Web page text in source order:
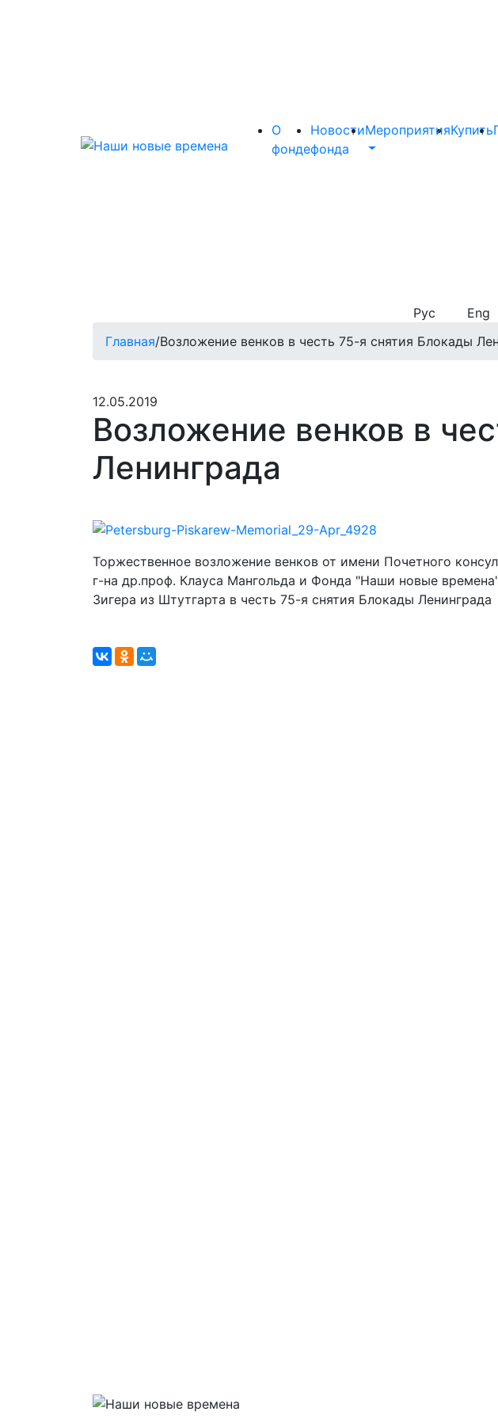
О
фонде
Новости
фонда
МероприятияКупить
Рус Eng
Главная/Возложение венков в честь 75-я снятия Блокады
12.05.2019
Возложение венков в
Ленинграда
Торжественное возложение венков от имени Почетного
г-на др.проф. Клауса Мангольда и Фонда "Наши новые
Зигера из Штутгарта в честь 75-я снятия Блокады Ленинграда